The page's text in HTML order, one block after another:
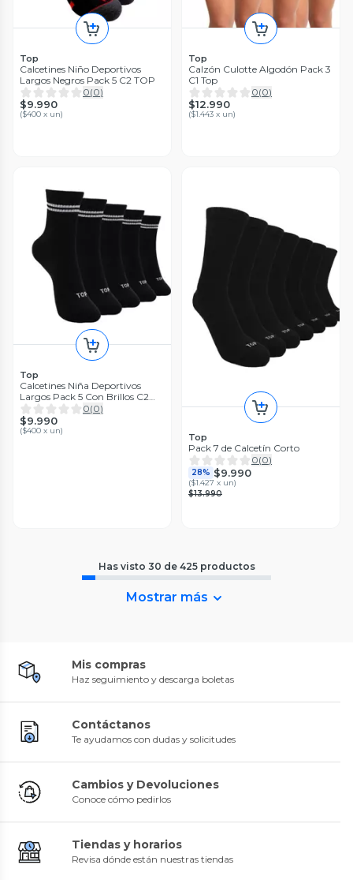
Top
Calcetines Niño Deportivos
Largos Negros Pack 5 C2 TOP
0(0)
$9.990
($400 x un)
Top
Calzón Culotte Algodón Pack 3
C1 Top
0(0)
$12.990
($1.443 x un)
Top
Calcetines Niña Deportivos
Largos Pack 5 Con Brillos C2
TOP
0(0)
$9.990
($400 x un)
Top
Pack 7 de Calcetín Corto
0(0)
28% $9.990
($1.427 x un)
$13.990
Has visto 30 de 425 productos
Mostrar más
Mis compras
Haz seguimiento y descarga boletas
Contáctanos
Te ayudamos con dudas y solicitudes
Cambios y Devoluciones
Conoce cómo pedirlos
Tiendas y horarios
Revisa dónde están nuestras tiendas